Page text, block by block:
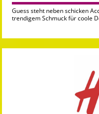
Guess steht neben schicken
trendigem Schmuck für coole